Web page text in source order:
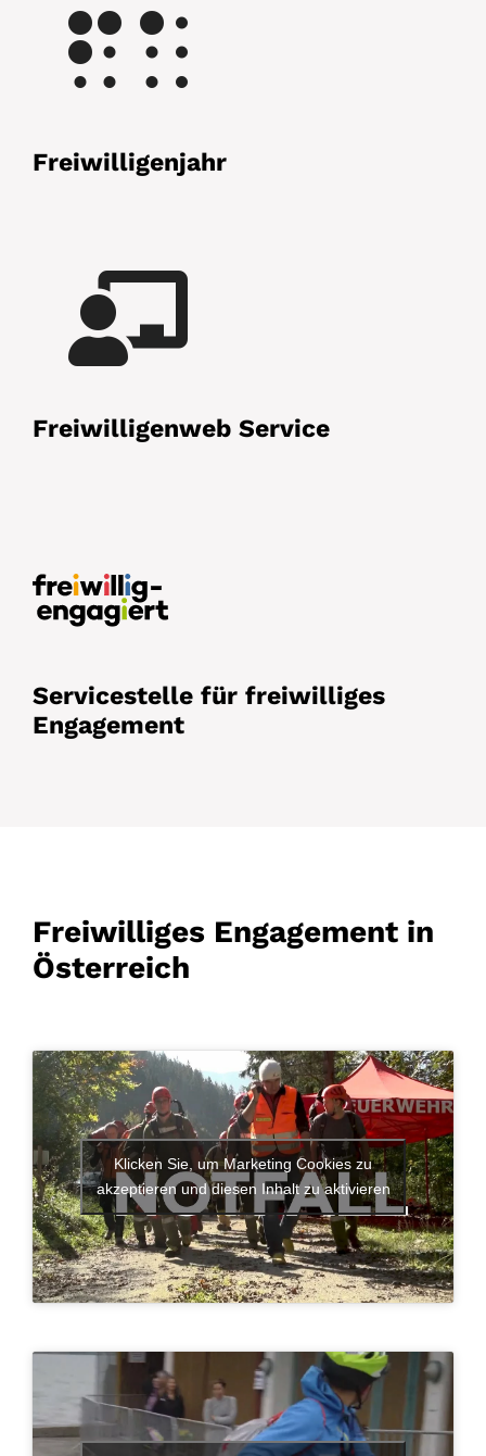
Freiwilligenjahr
Freiwilligenweb Service
Servicestelle für freiwilliges
Engagement
Freiwilliges Engagement in
Österreich
Klicken Sie, um Marketing Cookies zu
akzeptieren und diesen Inhalt zu aktivieren